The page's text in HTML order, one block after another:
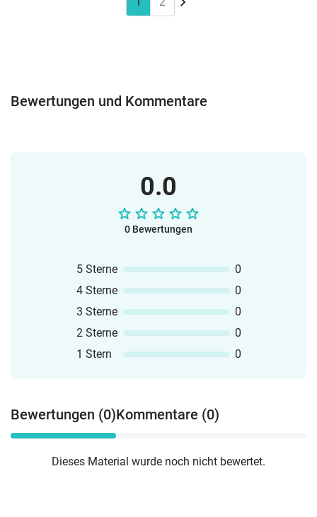
CardsTandem Activities (Faltübungen
InteractivesStop & Swap CardsTandem
6 / Englische Grammatik 6. Klasse /
Materialpaket Englisch 6. Schulstufe
Bewertungen und Kommentare
0.0
0 Bewertungen
5 Sterne
0
4 Sterne
0
3 Sterne
0
2 Sterne
0
1 Stern
0
Bewertungen (0)Kommentare (0)
Dieses Material wurde noch nicht bewertet.